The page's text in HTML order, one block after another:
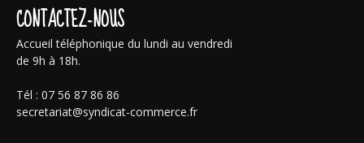
CONTACTEZ-NOUS
Accueil téléphonique du lundi au vendredi
de 9h à 18h.
Tél : 07 56 87 86 86
secretariat@syndicat-commerce.fr